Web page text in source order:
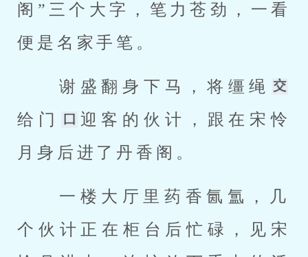
阁”三个大字，笔力苍劲，一看
便是名家手笔。
谢盛翻身下马，将缰绳
给门
迎客的伙计，跟在宋怜
月身后进了丹香阁。
个伙计正在柜台后忙碌，见宋